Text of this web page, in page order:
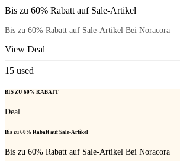
Bis zu 60% Rabatt auf Sale-Artikel
Bis zu 60% Rabatt auf Sale-Artikel Bei Noracora
View Deal
15 used
BIS ZU 60% RABATT
Deal
Bis zu 60% Rabatt auf Sale-Artikel
Bis zu 60% Rabatt auf Sale-Artikel Bei Noracora